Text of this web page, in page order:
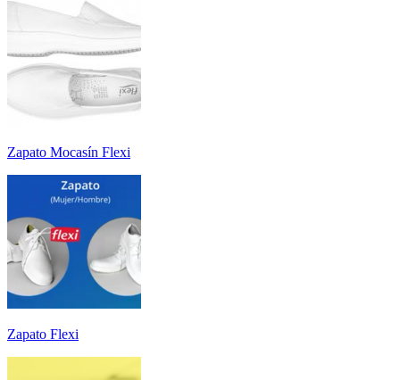
Zapato Mocasín Flexi
Zapato Flexi